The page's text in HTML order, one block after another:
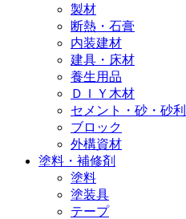
製材
断熱・石膏
内装建材
建具・床材
養生用品
ＤＩＹ木材
セメント・砂・砂利
ブロック
外構資材
塗料・補修剤
塗料
塗装具
テープ